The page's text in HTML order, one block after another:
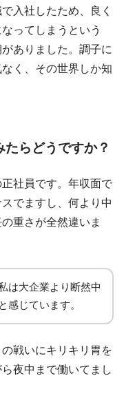
入社したため、良く
ってしまうという
ありました。調子に
く、その世界しか知
らどうですか？
社員です。年収面で
でますし、何より中
重さが全然違いま
は大企業より断然中
感じています。
戦いにキリキリ胃を
夜中まで働いてまし